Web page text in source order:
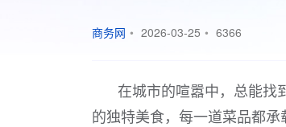
商务网 • 2026-03-25 • 6366
在城市的喧嚣中，总能找
的独特美食，每一道菜品都承